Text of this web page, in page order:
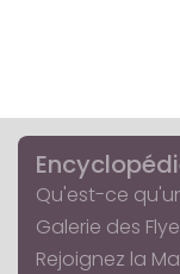
Qu'est-ce
Galerie des
Rejoignez la